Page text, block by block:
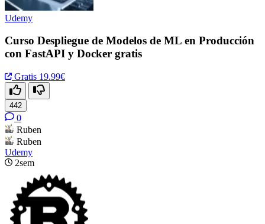
Udemy
Curso Despliegue de Modelos de ML en Producción
con FastAPI y Docker gratis
Gratis 19.99€
442
0
Ruben
Ruben
Udemy
2sem